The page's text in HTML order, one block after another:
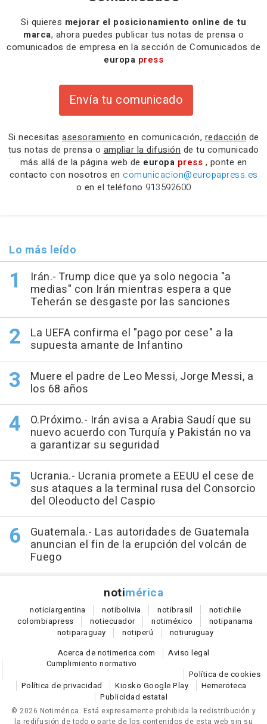
Si quieres mejorar el posicionamiento online de tu
marca, ahora puedes publicar tus notas de prensa o
comunicados de empresa en la sección de Comunicados de
europa press
Envía tu comunicado
Si necesitas asesoramiento en comunicación, redacción de
tus notas de prensa o ampliar la difusión de tu comunicado
más allá de la página web de europa press , ponte en
contacto con nosotros en comunicacion@europapress.es
o en el teléfono 913592600
Lo más leído
Irán.- Trump dice que ya solo negocia "a
medias" con Irán mientras espera a que
Teherán se desgaste por las sanciones
La UEFA confirma el "pago por cese" a la
supuesta amante de Infantino
Muere el padre de Leo Messi, Jorge Messi, a
los 68 años
O.Próximo.- Irán avisa a Arabia Saudí que su
nuevo acuerdo con Turquía y Pakistán no va
a garantizar su seguridad
Ucrania.- Ucrania promete a EEUU el cese de
sus ataques a la terminal rusa del Consorcio
del Oleoducto del Caspio
Guatemala.- Las autoridades de Guatemala
anuncian el fin de la erupción del volcán de
Fuego
notimérica
noticiargentina notibolivia notibrasil notichile
colombiapress notiecuador notiméxico notipanama
notiparaguay notiperú notiuruguay
Acerca de notimerica.com
Aviso legal
Cumplimiento normativo
Política de cookies
Política de privacidad
Kiosko Google Play
Hemeroteca
Publicidad estatal
© 2026 Notimérica. Está expresamente prohibida la redistribución y
la redifusión de todo o parte de los contenidos de esta web sin su